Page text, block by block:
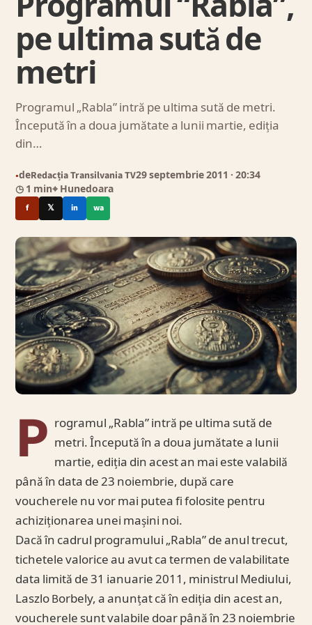
pe ultima sută de
metri
Programul „Rabla” intră pe ultima sută de metri.
Începută în a doua jumătate a lunii martie, ediția
din…
●deRedacția Transilvania TV29 septembrie 2011 · 20:34
◷ 1 min⌖ Hunedoara
f 𝕏 in wa
P rogramul „Rabla” intră pe ultima sută de
metri. Începută în a doua jumătate a lunii
martie, ediția din acest an mai este valabilă
până în data de 23 noiembrie, după care
voucherele nu vor mai putea fi folosite pentru
achiziționarea unei mașini noi.
Dacă în cadrul programului „Rabla” de anul trecut,
tichetele valorice au avut ca termen de valabilitate
data limită de 31 ianuarie 2011, ministrul Mediului,
Laszlo Borbely, a anunțat că în ediția din acest an,
voucherele sunt valabile doar până în 23 noiembrie